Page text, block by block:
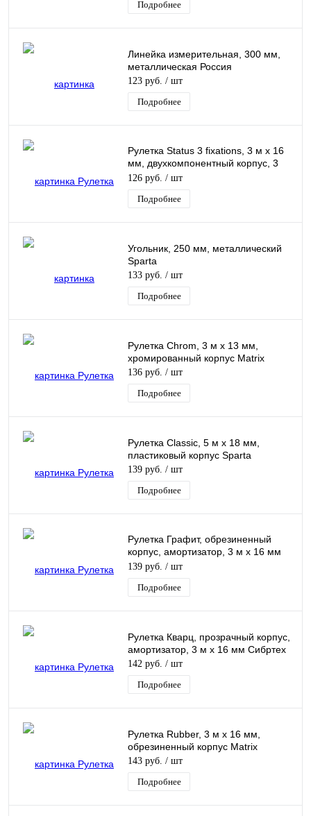
Подробнее
Линейка измерительная, 300 мм,
металлическая Россия
123 руб. / шт
Подробнее
Рулетка Status 3 fixations, 3 м х 16
мм, двухкомпонентный корпус, 3
фиксации ленты Matrix
126 руб. / шт
Подробнее
Угольник, 250 мм, металлический
Sparta
133 руб. / шт
Подробнее
Рулетка Chrom, 3 м x 13 мм,
хромированный корпус Matrix
136 руб. / шт
Подробнее
Рулетка Classic, 5 м х 18 мм,
пластиковый корпус Sparta
139 руб. / шт
Подробнее
Рулетка Графит, обрезиненный
корпус, амортизатор, 3 м х 16 мм
Сибртех
139 руб. / шт
Подробнее
Рулетка Кварц, прозрачный корпус,
амортизатор, 3 м х 16 мм Сибртех
142 руб. / шт
Подробнее
Рулетка Rubber, 3 м х 16 мм,
обрезиненный корпус Matrix
143 руб. / шт
Подробнее